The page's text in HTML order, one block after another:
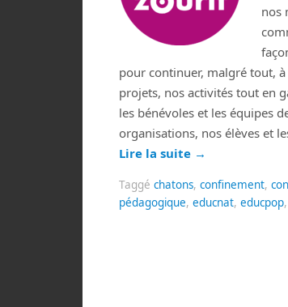
nos
pour continuer, malgré tout,
projets, nos activités tout en
les bénévoles et les équipes
organisations, nos élèves et
Lire la suite →
Taggé chatons, confinement,
pédagogique, educnat, educpop,